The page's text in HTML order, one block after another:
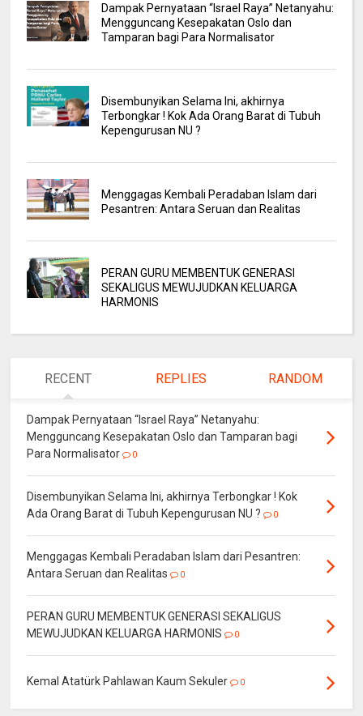
Dampak Pernyataan “Israel Raya” Netanyahu:
Mengguncang Kesepakatan Oslo dan
Tamparan bagi Para Normalisator
Disembunyikan Selama Ini, akhirnya
Terbongkar ! Kok Ada Orang Barat di Tubuh
Kepengurusan NU ?
Menggagas Kembali Peradaban Islam dari
Pesantren: Antara Seruan dan Realitas
PERAN GURU MEMBENTUK GENERASI
SEKALIGUS MEWUJUDKAN KELUARGA
HARMONIS
RECENT REPLIES RANDOM
Dampak Pernyataan “Israel Raya” Netanyahu:
Mengguncang Kesepakatan Oslo dan Tamparan bagi
Para Normalisator
0
Disembunyikan Selama Ini, akhirnya Terbongkar ! Kok
Ada Orang Barat di Tubuh Kepengurusan NU ?
0
Menggagas Kembali Peradaban Islam dari Pesantren:
Antara Seruan dan Realitas
0
PERAN GURU MEMBENTUK GENERASI SEKALIGUS
MEWUJUDKAN KELUARGA HARMONIS
0
Kemal Atatürk Pahlawan Kaum Sekuler 0